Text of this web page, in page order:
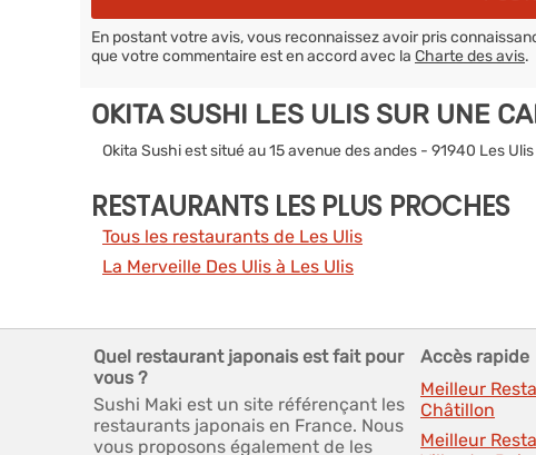
En postant votre avis, vous reconnaissez avoir pris
que votre commentaire est en accord avec la Charte des avis.
OKITA SUSHI LES ULIS SUR UNE
Okita Sushi est situé au 15 avenue des andes - 91940 Les
RESTAURANTS LES PLUS PROCHES
Tous les restaurants de Les Ulis
La Merveille Des Ulis à Les Ulis
Quel restaurant japonais est fait pour
vous ?
Sushi Maki est un site référençant les
restaurants japonais en France. Nous
vous proposons également de les
Accès rapide
Meilleur
Châtillon
Meilleur